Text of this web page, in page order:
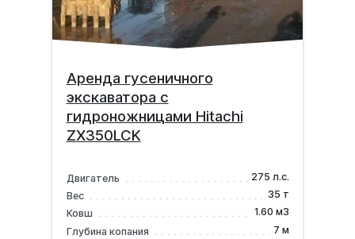
Аренда гусеничного
экскаватора с
гидроножницами Hitachi
ZX350LCK
Двигатель
275 л.с.
Вес
35 т
Ковш
1.60 м3
Глубина копания
7 м